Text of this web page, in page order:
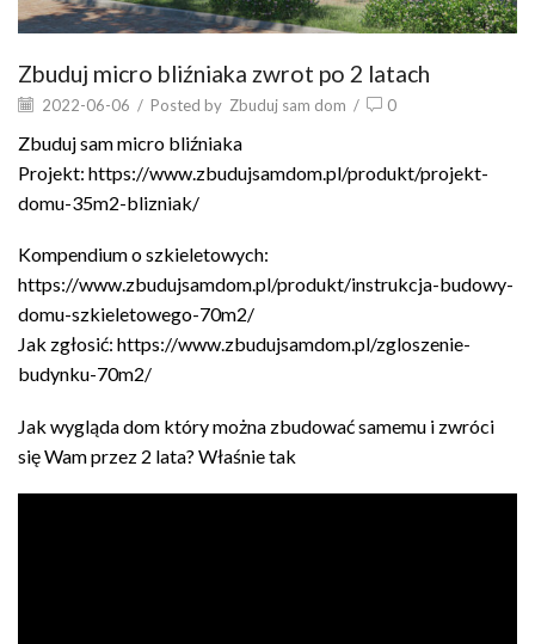
Zbuduj micro bliźniaka zwrot po 2 latach
2022-06-06 / Posted by Zbuduj sam dom / 0
Zbuduj sam micro bliźniaka
Projekt: https://www.zbudujsamdom.pl/produkt/projekt-
domu-35m2-blizniak/
Kompendium o szkieletowych:
https://www.zbudujsamdom.pl/produkt/instrukcja-budowy-
domu-szkieletowego-70m2/
Jak zgłosić: https://www.zbudujsamdom.pl/zgloszenie-
budynku-70m2/
Jak wygląda dom który można zbudować samemu i zwróci
się Wam przez 2 lata? Właśnie tak